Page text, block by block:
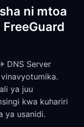
ni mtoa
DNS Server
ya juu
kwa kuhariri
ya usanidi.